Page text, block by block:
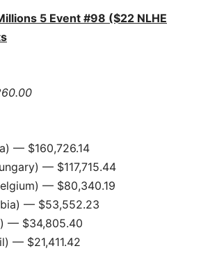
5 Event #98 ($22 NLHE
— $160,726.14
— $117,715.44
— $80,340.19
— $53,552.23
— $34,805.40
— $21,411.42